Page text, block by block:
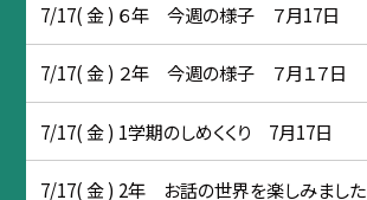
7/17( 金 ) ６年 今週の様子 ７月17日
7/17( 金 ) ２年 今週の様子 ７月１７日
7/17( 金 ) 1学期のしめくくり 7月17日
7/17( 金 ) 2年 お話の世界を楽しみました